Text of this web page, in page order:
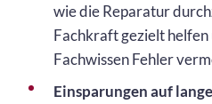
wie die Reparatur
Fachkraft gezielt
Fachwissen Fehler
Einsparungen auf